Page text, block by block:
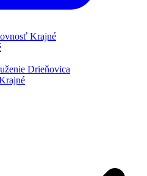
Krajné
Drieňovica